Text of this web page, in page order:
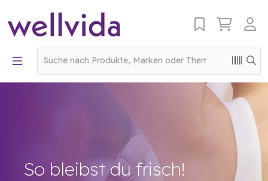
So bleibst du frisch!